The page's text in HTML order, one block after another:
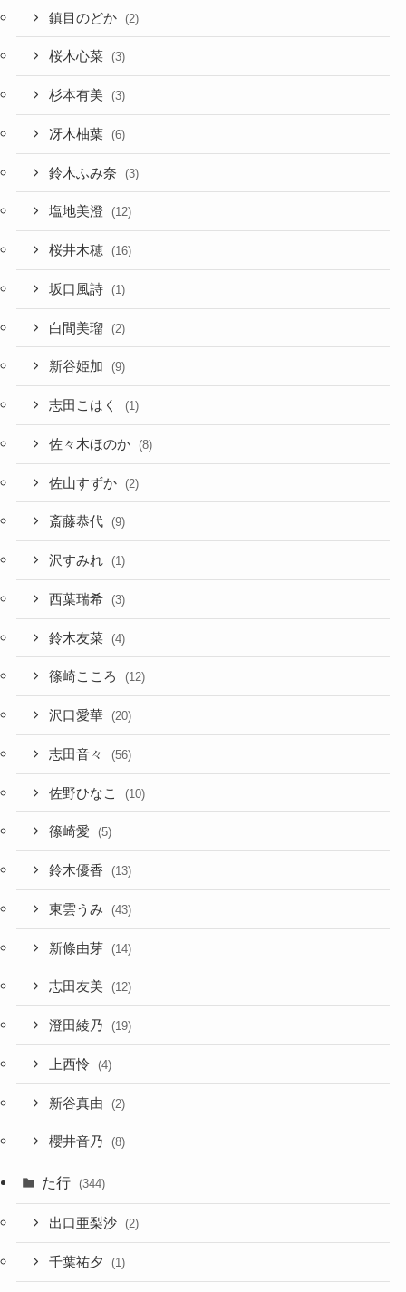
鎮目のどか (2)
桜木心菜 (3)
杉本有美 (3)
冴木柚葉 (6)
鈴木ふみ奈 (3)
塩地美澄 (12)
桜井木穂 (16)
坂口風詩 (1)
白間美瑠 (2)
新谷姫加 (9)
志田こはく (1)
佐々木ほのか (8)
佐山すずか (2)
斎藤恭代 (9)
沢すみれ (1)
西葉瑞希 (3)
鈴木友菜 (4)
篠崎こころ (12)
沢口愛華 (20)
志田音々 (56)
佐野ひなこ (10)
篠崎愛 (5)
鈴木優香 (13)
東雲うみ (43)
新條由芽 (14)
志田友美 (12)
澄田綾乃 (19)
上西怜 (4)
新谷真由 (2)
櫻井音乃 (8)
た行 (344)
出口亜梨沙 (2)
千葉祐夕 (1)